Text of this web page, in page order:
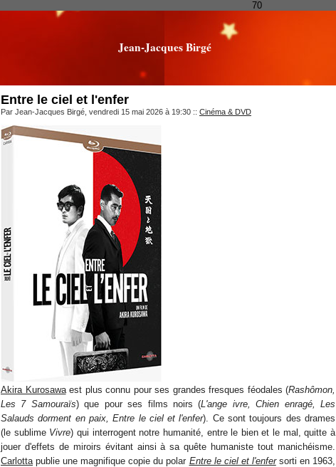
70
Jean-Jacques Birgé
Entre le ciel et l'enfer
Par Jean-Jacques Birgé, vendredi 15 mai 2026 à 19:30 :: Cinéma & DVD
Akira Kurosawaest plus connu pour ses grandes fresques féodales (Rashômon,
Les 7 Samouraïs) que pour ses films noirs (L'ange ivre, Chien enragé, Les
Salauds dorment en paix, Entre le ciel et l'enfer). Ce sont toujours des drames
(le sublime Vivre) qui interrogent notre humanité, entre le bien et le mal, quitte à
jouer d'effets de miroirs évitant ainsi à sa quête humaniste tout manichéisme.
Carlotta publie une magnifique copie du polar Entre le ciel et l'enfersorti en 1963,